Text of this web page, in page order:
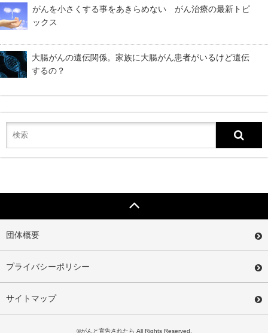
がんを小さくする事をあきらめない がん治療の最新トピ
ックス
大腸がんの遺伝関係。家族に大腸がん患者がいるけど遺伝
するの？
団体概要
プライバシーポリシー
サイトマップ
©がんと宣告されたら All Rights Reserved.